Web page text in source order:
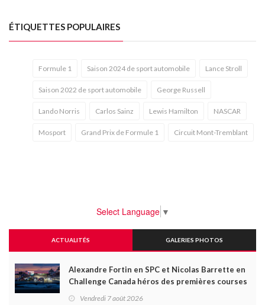
ÉTIQUETTES POPULAIRES
Formule 1 Saison 2024 de sport automobile Lance Stroll
Saison 2022 de sport automobile George Russell
Lando Norris Carlos Sainz Lewis Hamilton NASCAR
Mosport Grand Prix de Formule 1 Circuit Mont-Tremblant
Select Language ▼
ACTUALITÉS GALERIES PHOTOS
Alexandre Fortin en SPC et Nicolas Barrette en
Challenge Canada héros des premières courses
Vendredi 7 août 2026